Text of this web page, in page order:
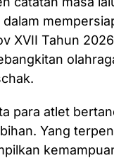
XVII Tahun
para atlet
Yang